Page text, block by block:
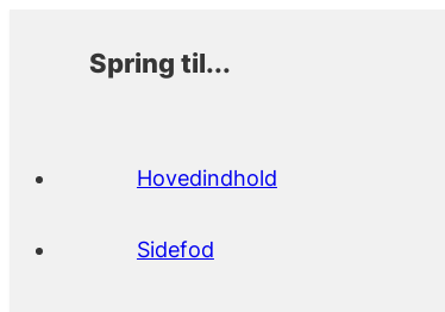
Spring til...
Hovedindhold
Sidefod